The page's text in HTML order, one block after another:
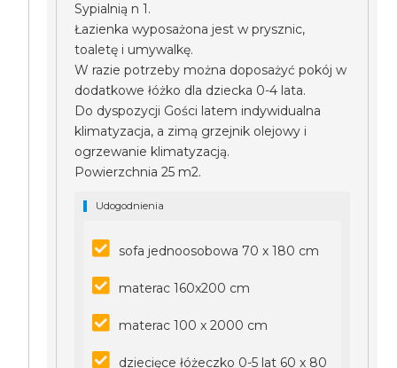
Sypialnią n 1.
Łazienka wyposażona jest w prysznic,
toaletę i umywalkę.
W razie potrzeby można doposażyć pokój w
dodatkowe łóżko dla dziecka 0-4 lata.
Do dyspozycji Gości latem indywidualna
klimatyzacja, a zimą grzejnik olejowy i
ogrzewanie klimatyzacją.
Powierzchnia 25 m2.
Udogodnienia
sofa jednoosobowa 70 x 180 cm
materac 160x200 cm
materac 100 x 2000 cm
dziecięce łóżeczko 0-5 lat 60 x 80